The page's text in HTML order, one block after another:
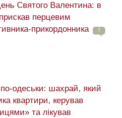
Святого Валентина: в
перцевим
прикордонника
7
одеськи: шахрай, який
квартири, керував
та лікував